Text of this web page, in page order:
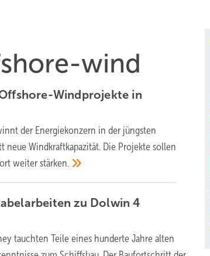
wind
Windprojekte in
der Energiekonzern in der jüngsten
neue Windkraftkapazität. Die Projekte sollen
weiterstärken.
zu Dolwin 4
tauchten Teile eines hunderte Jahre alten